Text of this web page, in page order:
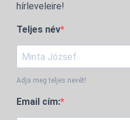
hírleveleire!
Teljes név
Adja meg teljes nevét!
Email cím: